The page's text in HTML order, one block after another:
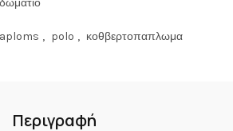
, polo , κοθβερτοπαπλωμα
Περιγραφή